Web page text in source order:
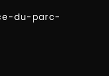
du-parc-